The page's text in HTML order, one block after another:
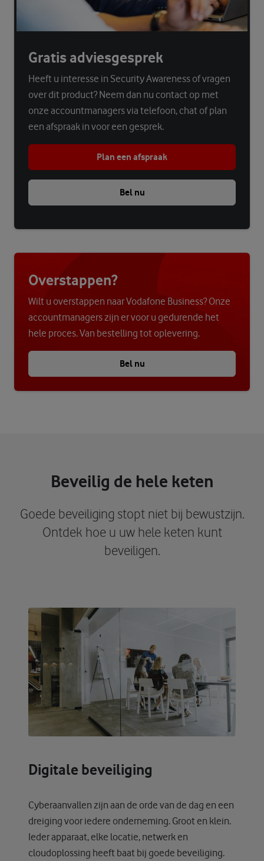
Gratis adviesgesprek
Heeft u interesse in Security Awareness of vragen
over dit product? Neem dan nu contact op met
onze accountmanagers via telefoon, chat of plan
een afspraak in voor een gesprek.
Plan een afspraak
Bel nu
Overstappen?
Wilt u overstappen naar Vodafone Business? Onze
accountmanagers zijn er voor u gedurende het
hele proces. Van bestelling tot oplevering.
Bel nu
Beveilig de hele keten
Goede beveiliging stopt niet bij bewustzijn.
Ontdek hoe u uw hele keten kunt
beveiligen.
Digitale beveiliging
Cyberaanvallen zijn aan de orde van de dag en een
dreiging voor iedere onderneming. Groot en klein.
Ieder apparaat, elke locatie, netwerk en
cloudoplossing heeft baat bij goede beveiliging.